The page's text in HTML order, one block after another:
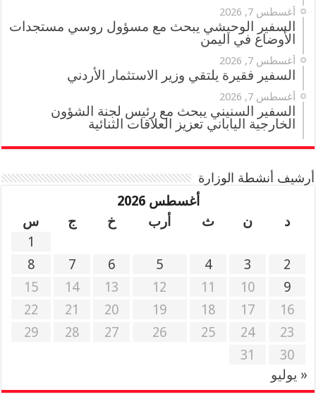
أغسطس 7, 2026
السفير الوحيشي يبحث مع مسؤول روسي مستجدات
الأوضاع في اليمن
أغسطس 7, 2026
السفير فقيرة يلتقي وزير الاستثمار الأردني
أغسطس 7, 2026
السفير السنيني يبحث مع رئيس لجنة الشؤون
الخارجية الياباني تعزيز العلاقات الثنائية
أرشيف أنشطة الوزارة
أغسطس 2026
د
ن ث أرب خ ج
س
1
2
3
4
5
6
7
8
9
10
11
12
13
14
15
16
17
18
19
20
21
22
23
24
25
26
27
28
29
30
31
« يوليو